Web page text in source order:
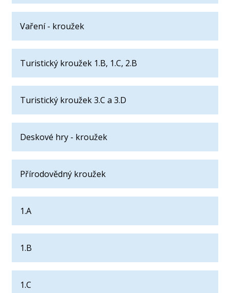
Vaření - kroužek
Turistický kroužek 1.B, 1.C, 2.B
Turistický kroužek 3.C a 3.D
Deskové hry - kroužek
Přírodovědný kroužek
1.A
1.B
1.C